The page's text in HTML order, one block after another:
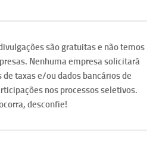
são gratuitas e não temos
Nenhuma empresa solicitará
taxas e/ou dados bancários de
nos processos seletivos.
desconfie!